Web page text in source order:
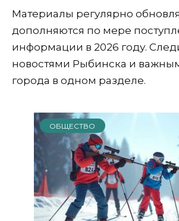
Материалы регулярно
дополняются по мере
информации в 2026 году.
новостями Рыбинска и
города в одном разделе.
ОБЩЕСТВО